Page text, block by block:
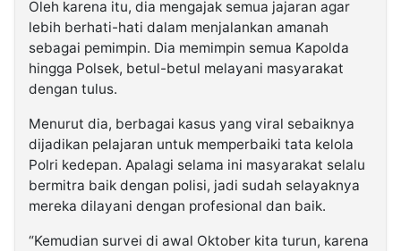
Oleh karena itu, dia mengajak semua jajaran agar
lebih berhati-hati dalam menjalankan amanah
sebagai pemimpin. Dia memimpin semua Kapolda
hingga Polsek, betul-betul melayani masyarakat
dengan tulus.
Menurut dia, berbagai kasus yang viral sebaiknya
dijadikan pelajaran untuk memperbaiki tata kelola
Polri kedepan. Apalagi selama ini masyarakat selalu
bermitra baik dengan polisi, jadi sudah selayaknya
mereka dilayani dengan profesional dan baik.
“Kemudian survei di awal Oktober kita turun, karena